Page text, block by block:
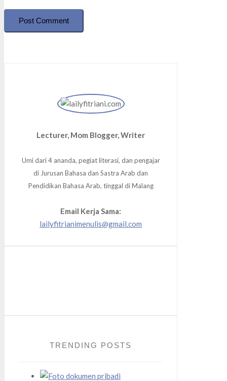
Post Comment
Lecturer, Mom Blogger, Writer
Umi dari 4 ananda, pegiat literasi, dan pengajar
di Jurusan Bahasa dan Sastra Arab dan
Pendidikan Bahasa Arab, tinggal di Malang
Email Kerja Sama:
lailyfitrianimenulis@gmail.com
TRENDING POSTS